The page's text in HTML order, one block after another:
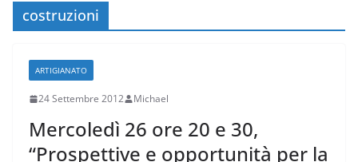
costruzioni
ARTIGIANATO
24 Settembre 2012 Michael
Mercoledì 26 ore 20 e 30,
“Prospettive e opportunità per la